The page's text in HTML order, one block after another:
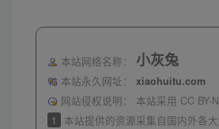
本站网络名称： 小灰兔
本站永久网址：
xiaohuitu.com
网站侵权说明：
本站采用 CC BY-
1 本站提供的资源采集自国内外各